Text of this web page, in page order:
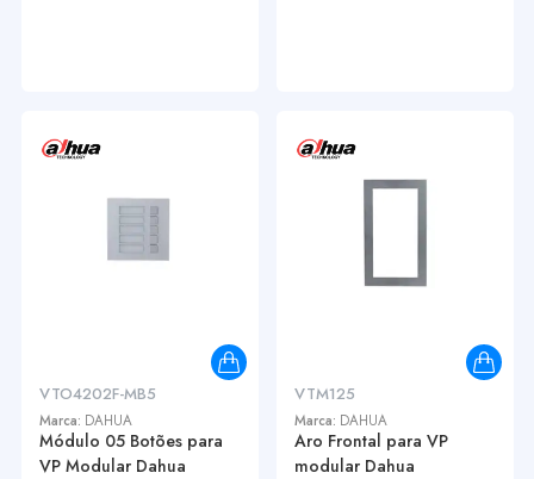
VTO4202F-MB5
Marca: DAHUA
Módulo 05 Botões para
VP Modular Dahua
VTM125
Marca: DAHUA
Aro Frontal para VP
modular Dahua